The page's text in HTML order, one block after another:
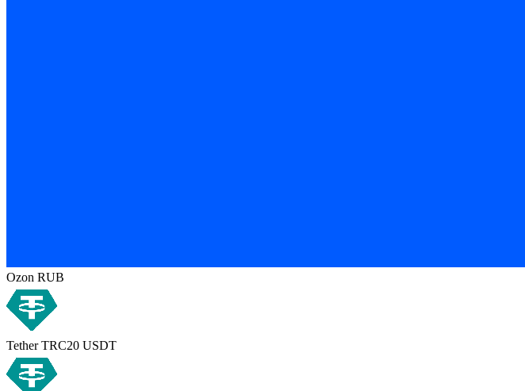
Ozon RUB
Tether TRC20 USDT